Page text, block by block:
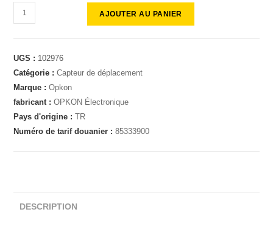
AJOUTER AU PANIER
UGS : 102976
Catégorie :Capteur de déplacement
Marque :Opkon
fabricant :OPKON Électronique
Pays d'origine :TR
Numéro de tarif douanier :85333900
DESCRIPTION